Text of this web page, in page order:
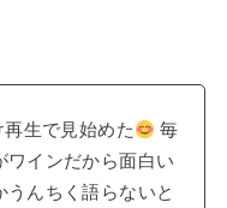
再生で見始めた
毎
ワインだから面白い
んちく語らないと